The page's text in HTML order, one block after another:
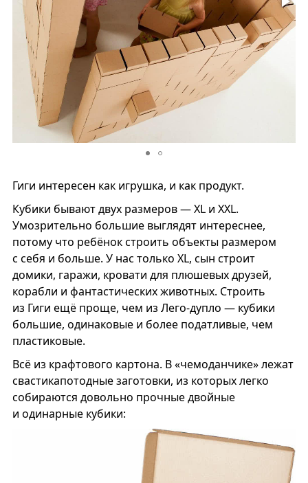
Гиги интересен как игрушка, и как продукт.
Кубики бывают двух размеров — XL и XXL.
Умозрительно большие выглядят интереснее,
потому что ребёнок строить объекты размером
с себя и больше. У нас только XL, сын строит
домики, гаражи, кровати для плюшевых друзей,
корабли и фантастических животных. Строить
из Гиги ещё проще, чем из Лего-дупло — кубики
большие, одинаковые и более податливые, чем
пластиковые.
Всё из крафтового картона. В «чемоданчике» лежат
свастикапотодные заготовки, из которых легко
собираются довольно прочные двойные
и одинарные кубики: